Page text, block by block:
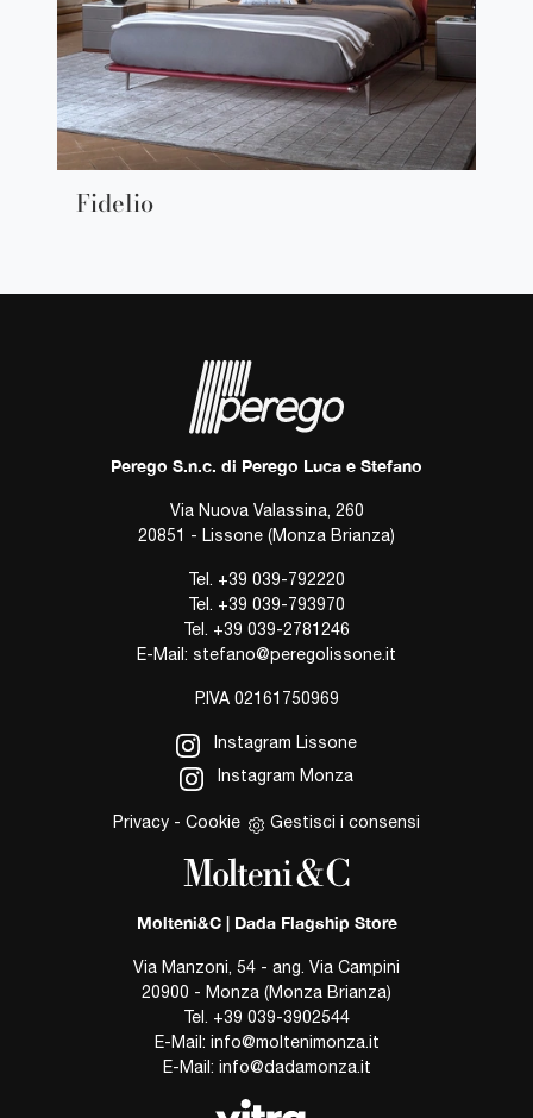
Fidelio
Perego S.n.c. di Perego Luca e Stefano
Via Nuova Valassina, 260
20851 - Lissone (Monza Brianza)
Tel. +39 039-792220
Tel. +39 039-793970
Tel. +39 039-2781246
E-Mail: stefano@peregolissone.it
P.IVA 02161750969
Instagram Lissone
Instagram Monza
Privacy - Cookie Gestisci i consensi
Molteni&C | Dada Flagship Store
Via Manzoni, 54 - ang. Via Campini
20900 - Monza (Monza Brianza)
Tel. +39 039-3902544
E-Mail: info@moltenimonza.it
E-Mail: info@dadamonza.it